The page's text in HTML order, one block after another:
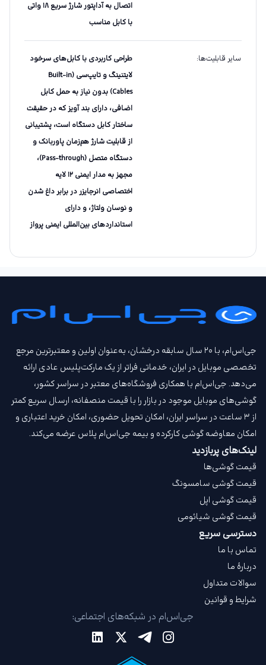
اتصال به آداپتور شارژ سریع ۱۸ واتی
با کابل مناسب
سایر قابلیت‌ها:
طراحی کاربردی با کابل‌های سرخود
لایتنینگ و تایپ‌سی (Built-in
Cables) بدون نیاز به حمل کابل
اضافی، دارای بند آویز که در حقیقت
ساختار کابل دستگاه است، پشتیبانی
از قابلیت شارژ هم‌زمان پاوربانک و
دستگاه متصل (Pass-through)،
مجهز به مدار ایمنی ۱۲ لایه
اختصاصی انرجایزر در برابر داغ شدن
و نوسان ولتاژ، و دارای
استانداردهای بین‌المللی ایمنی پرواز
جی‌اس‌ام، با ۲۰ سال سابقه درخشان، به‌عنوان اولین و معتبرترین مرجع
تخصصی موبایل در ایران، خدماتی فراتر از یک مارکت‌پلیس عادی ارائه
می‌دهد. جی‌اس‌ام با همکاری فروشگاه‌های معتبر در سراسر کشور،
گوشی‌های موبایل موجود در بازار را با قیمت‌ منصفانه، ارسال سریع کمتر
از ۳ ساعت در سراسر ایران، امکان تحویل حضوری، امکان خرید اعتباری و
امکان معاوضه گوشی کارکرده و بیمه جی‌اس‌ام‌ پلاس عرضه می‌کند.
لینک‌های پربازدید
قیمت گوشی‌ها
قیمت گوشی سامسونگ
قیمت گوشی اپل
قیمت گوشی شیائومی
دسترسی سریع
تماس با ما
دربارهٔ ما
سوالات متداول
شرایط و قوانین
جی‌اس‌ام در شبکه‌های اجتماعی: